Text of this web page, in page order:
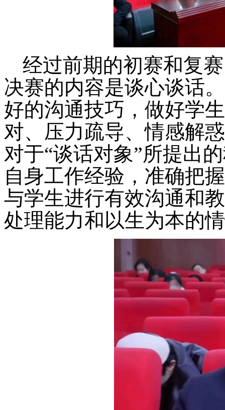
经过前期的初赛和复
决赛的内容是谈心谈话
好的沟通技巧，做好学
对、压力疏导、情感解
对于“谈话对象”所提出
自身工作经验，准确把
与学生进行有效沟通和
处理能力和以生为本的